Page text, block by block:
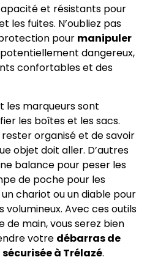
et résistants pour
les fuites. N’oubliez pas
pour manipuler
dangereux,
confortables et des
les marqueurs sont
les boîtes et les sacs.
organisé et de savoir
objet doit aller. D’autres
balance pour peser les
de poche pour les
chariot ou un diable pour
Avec ces outils
main, vous serez bien
votre débarras de
à Trélazé.